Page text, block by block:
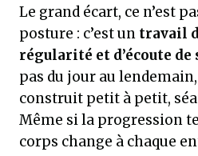
Le grand écart, ce n’est
posture : c’est un travail
régularité et d’écoute de
pas du jour au
construit petit à petit,
Même si la progression
corps change à chaque